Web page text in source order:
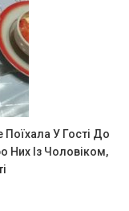
У Гості До
Них Із Чоловіком,